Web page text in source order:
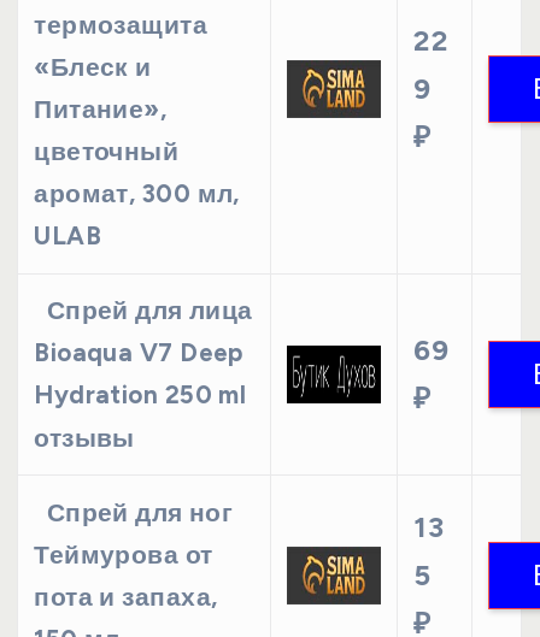
термозащита
«Блеск и
Питание»,
цветочный
аромат, 300 мл,
ULAB
22
9
₽
Спрей для лица
Bioaqua V7 Deep
Hydration 250 ml
отзывы
69
₽
Спрей для ног
Теймурова от
пота и запаха,
13
5
₽